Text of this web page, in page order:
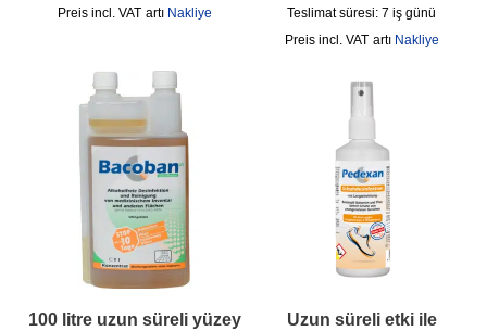
incl. VAT artı Nakliye
Teslimat süresi: 7 iş günü
incl. VAT artı Nakliye
100 litre uzun süreli yüzey
Uzun süreli etki ile